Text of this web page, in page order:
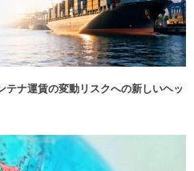
ナ運賃の変動リスクへの新しいヘッ